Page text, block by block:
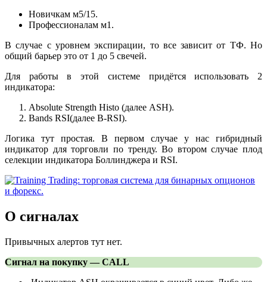
Новичкам м5/15.
Профессионалам м1.
В случае с уровнем экспирации, то все зависит от ТФ. Но
общий барьер это от 1 до 5 свечей.
Для работы в этой системе придётся использовать 2
индикатора:
Absolute Strength Histo (далее ASH).
Bands RSI(далее B-RSI).
Логика тут простая. В первом случае у нас гибридный
индикатор для торговли по тренду. Во втором случае плод
селекции индикатора Боллинджера и RSI.
О сигналах
Привычных алертов тут нет.
Сигнал на покупку — CALL